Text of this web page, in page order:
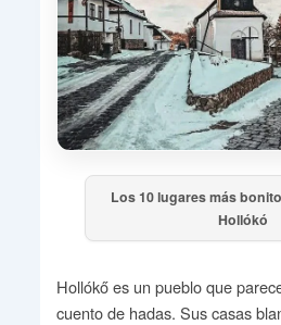
Los 10 lugares más
Hollókó
Hollókő es un pueblo que
cuento de hadas. Sus casas